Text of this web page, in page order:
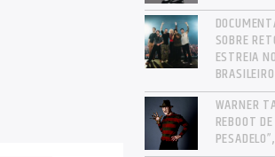
SOBRE
ESTREIA
WARNER
REBOOT